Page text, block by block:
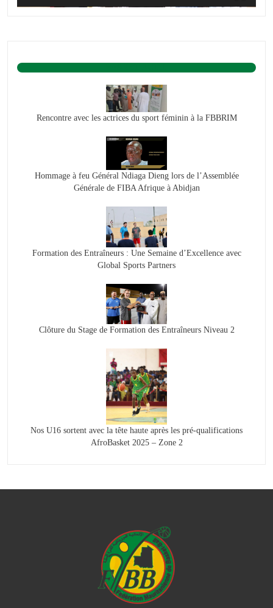
Rencontre avec les actrices du sport féminin à la FBBRIM
Hommage à feu Général Ndiaga Dieng lors de l’Assemblée
Générale de FIBA Afrique à Abidjan
Formation des Entraîneurs : Une Semaine d’Excellence avec
Global Sports Partners
Clôture du Stage de Formation des Entraîneurs Niveau 2
Nos U16 sortent avec la tête haute après les pré-qualifications
AfroBasket 2025 – Zone 2